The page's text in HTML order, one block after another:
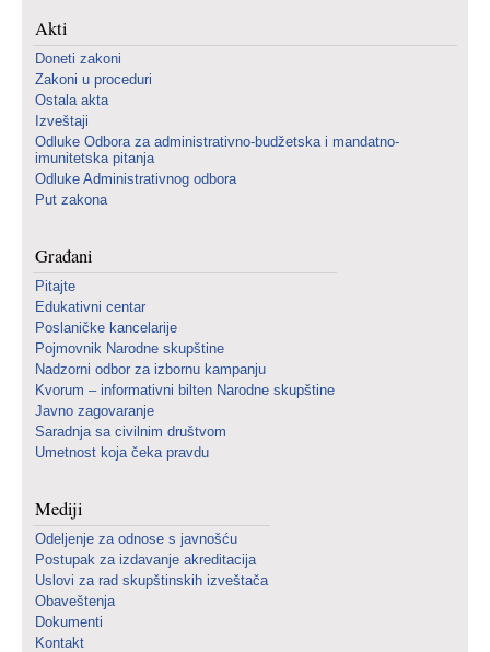
Akti
Doneti zakoni
Zakoni u proceduri
Ostala akta
Izveštaji
Odluke Odbora za administrativno-budžetska i mandatno-
imunitetska pitanja
Odluke Administrativnog odbora
Put zakona
Građani
Pitajte
Edukativni centar
Poslaničke kancelarije
Pojmovnik Narodne skupštine
Nadzorni odbor za izbornu kampanju
Kvorum – informativni bilten Narodne skupštine
Javno zagovaranje
Saradnja sa civilnim društvom
Umetnost koja čeka pravdu
Mediji
Odeljenje za odnose s javnošću
Postupak za izdavanje akreditacija
Uslovi za rad skupštinskih izveštača
Obaveštenja
Dokumenti
Kontakt